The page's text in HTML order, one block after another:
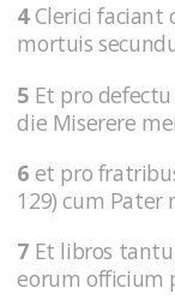
4Clerici faciant
mortuis
5 Et pro
die Miserere
6 et pro
129) cum Pater
7 Et libros
eorum officium